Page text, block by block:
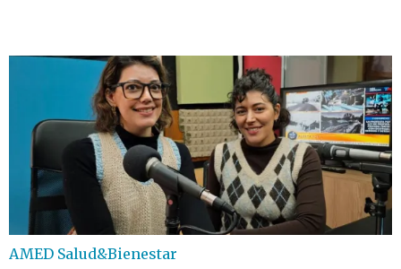
AMED Salud&Bienestar